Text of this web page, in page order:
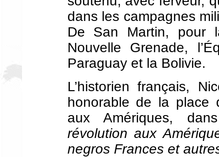
dans les campagnes
De San Martin, pour
Nouvelle Grenade,
Paraguay et la Bolivie.
L’historien français,
honorable de la place
aux Amériques,
révolution aux
negros Frances et